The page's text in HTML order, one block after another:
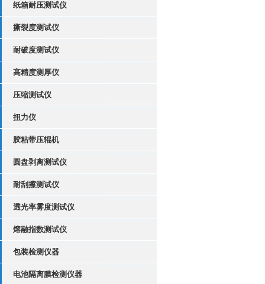
纸箱耐压测试仪
撕裂度测试仪
耐破度测试仪
高精度测厚仪
压缩测试仪
扭力仪
胶粘带压辊机
圆盘剥离测试仪
耐刮擦测试仪
透光率雾度测试仪
熔融指数测试仪
包装检测仪器
电池隔离膜检测仪器